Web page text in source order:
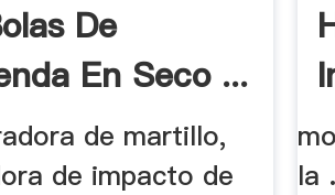
De
En Seco ...
de martillo,
de impacto de
la